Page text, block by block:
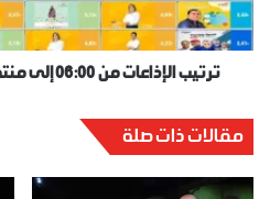
ترتيب الإذاعات من 06:00 إلى منتصف الليل : ساعة
مقالات ذات صلة